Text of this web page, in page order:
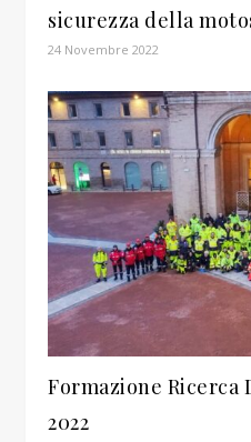
sicurezza della
24 Novembre 2022
Formazione Ricerca
2022